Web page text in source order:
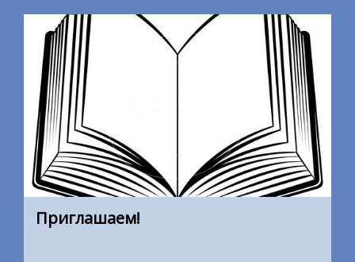
Приглашаем!